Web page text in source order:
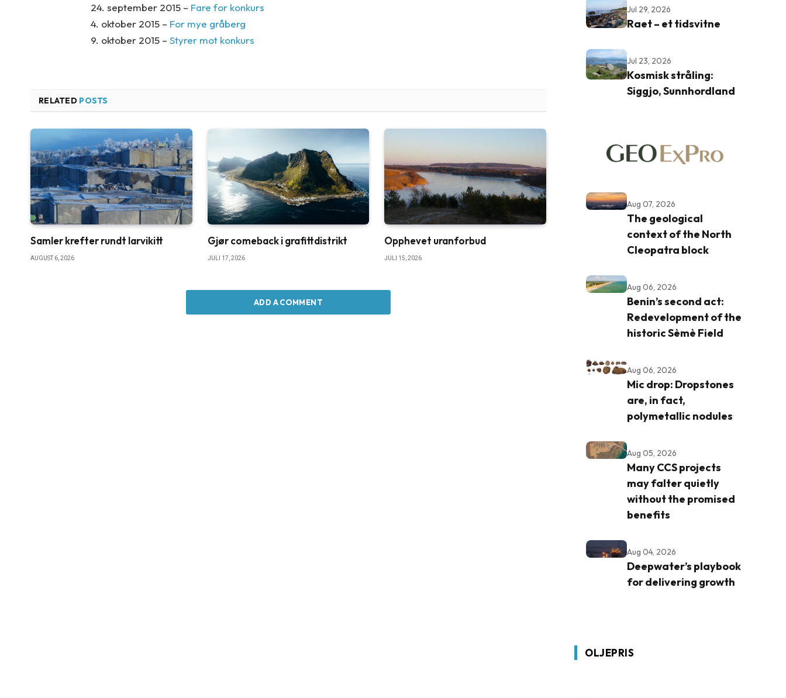
24. september 2015 – Fare for konkurs
4. oktober 2015 – For mye gråberg
9. oktober 2015 – Styrer mot konkurs
RELATED POSTS
Samler krefter rundt larvikitt
AUGUST 6, 2026
Gjør comeback i grafittdistrikt
JULI 17, 2026
Opphevet uranforbud
JULI 15, 2026
ADD A COMMENT
Jul 29, 2026
Raet – et tidsvitne
Jul 23, 2026
Kosmisk stråling:
Siggjo, Sunnhordland
Aug 07, 2026
The geological
context of the North
Cleopatra block
Aug 06, 2026
Benin’s second act:
Redevelopment of the
historic Sèmè Field
Aug 06, 2026
Mic drop: Dropstones
are, in fact,
polymetallic nodules
Aug 05, 2026
Many CCS projects
may falter quietly
without the promised
benefits
Aug 04, 2026
Deepwater’s playbook
for delivering growth
OLJEPRIS